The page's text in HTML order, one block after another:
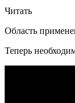
Читать
Область
Теперь